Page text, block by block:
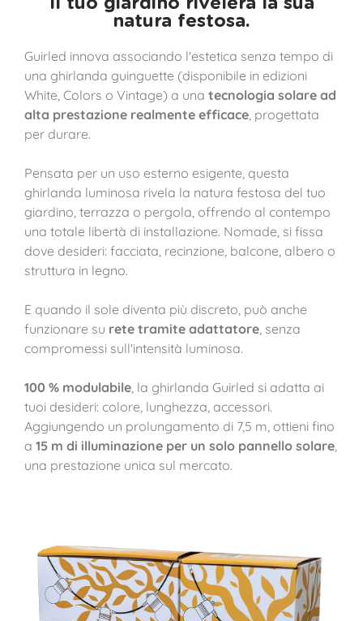
natura festosa.
Guirled innova associando l'estetica senza tempo di
una ghirlanda guinguette (disponibile in edizioni
White, Colors o Vintage) a una tecnologia solare ad
alta prestazione realmente efficace , progettata
per durare.
Pensata per un uso esterno esigente, questa
ghirlanda luminosa rivela la natura festosa del tuo
giardino, terrazza o pergola, offrendo al contempo
una totale libertà di installazione. Nomade, si fissa
dove desideri: facciata, recinzione, balcone, albero o
struttura in legno.
E quando il sole diventa più discreto, può anche
funzionare su rete tramite adattatore , senza
compromessi sull'intensità luminosa.
100 % modulabile , la ghirlanda Guirled si adatta ai
tuoi desideri: colore, lunghezza, accessori.
Aggiungendo un prolungamento di 7,5 m, ottieni fino
a 15 m di illuminazione per un solo pannello solare
una prestazione unica sul mercato.